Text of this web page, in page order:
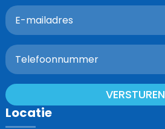
VERSTUREN
Locatie